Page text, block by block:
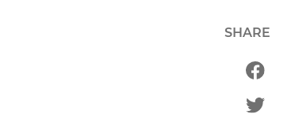
SHARE